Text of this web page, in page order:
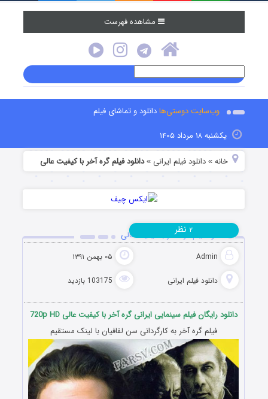
مشاهده فهرست
وب‌سایت دوستی‌هادانلود و تماشای فیلم
یکشنبه ۱۸ مرداد ۱۴۰۵
خانه »دانلود فیلم‌ ایرانی »دانلود فیلم گره آخر با کیفیت عالی
دانلود فیلم گره آخر با کیفیت عالی
Admin ۰۵ بهمن ۱۳۹۱
دانلود فیلم‌ ایرانی 103175 بازدید
۲ نظر
دانلود رایگان فیلم سینمایی ایرانی گره آخر با کیفیت عالی 720p HD
فیلم گره آخر به کارگردانی سن لفافیان با لینک مستقیم